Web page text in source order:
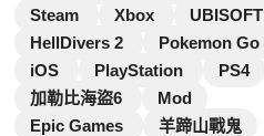
Steam
Xbox
UBISOFT
HellDivers 2
Pokemon Go
iOS
PlayStation
PS4
加勒比海盜6
Mod
Epic Games
羊蹄山戰鬼